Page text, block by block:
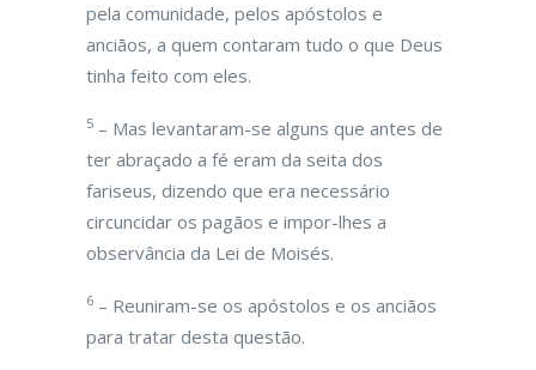
pela comunidade, pelos apóstolos e
anciãos, a quem contaram tudo o que Deus
tinha feito com eles.
5 – Mas levantaram-se alguns que antes de
ter abraçado a fé eram da seita dos
fariseus, dizendo que era necessário
circuncidar os pagãos e impor-lhes a
observância da Lei de Moisés.
6 – Reuniram-se os apóstolos e os anciãos
para tratar desta questão.